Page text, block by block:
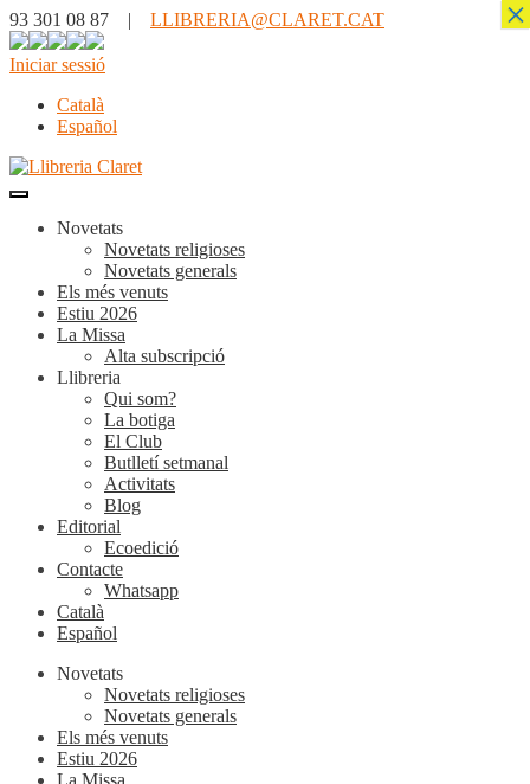
93 301 08 87 | LLIBRERIA@CLARET.CAT
Iniciar sessió
Català
Español
Novetats
Novetats religioses
Novetats generals
Els més venuts
Estiu 2026
La Missa
Alta subscripció
Llibreria
Qui som?
La botiga
El Club
Butlletí setmanal
Activitats
Blog
Editorial
Ecoedició
Contacte
Whatsapp
Català
Español
Novetats
Novetats religioses
Novetats generals
Els més venuts
Estiu 2026
La Missa
×